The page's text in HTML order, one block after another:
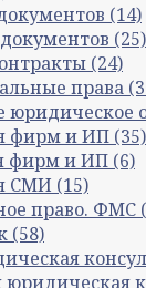
(14)
(25)
(24)
права
юридическое
фирм и ИП (35)
фирм и ИП (6)
СМИ (15)
право. ФМС
(58)